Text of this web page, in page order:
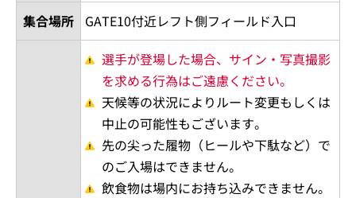
集合場所
GATE10付近レフト側フィールド入口
選手が登場した場合、サイン・写真撮影
を求める行為はご遠慮ください。
天候等の状況によりルート変更もしくは
中止の可能性もございます。
先の尖った履物（ヒールや下駄など）で
のご入場はできません。
飲食物は場内にお持ち込みできません。